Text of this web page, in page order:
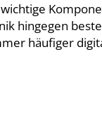
hingegen
häufiger